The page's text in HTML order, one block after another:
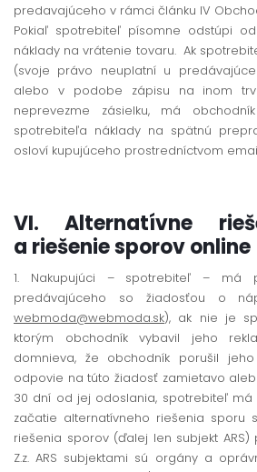
predavajúceho v rámci článku IV
Pokiaľ spotrebiteľ písomne odstúpi
náklady na vrátenie tovaru. Ak
(svoje právo neuplatní u
alebo v podobe zápisu na inom
neprevezme zásielku, má
spotrebiteľa náklady na spätnú
osloví kupujúceho prostredníctvom
VI. Alternatívne
a riešenie sporov online
1. Nakupujúci – spotrebiteľ – má
predávajúceho so žiadosťou o
webmoda@webmoda.sk), ak nie je
ktorým obchodník vybavil jeho
domnieva, že obchodník porušil
odpovie na túto žiadosť zamietavo
30 dní od jej odoslania, spotrebiteľ
začatie alternatívneho riešenia sporu
riešenia sporov (ďalej len subjekt ARS)
Z.z. ARS subjektami sú orgány a